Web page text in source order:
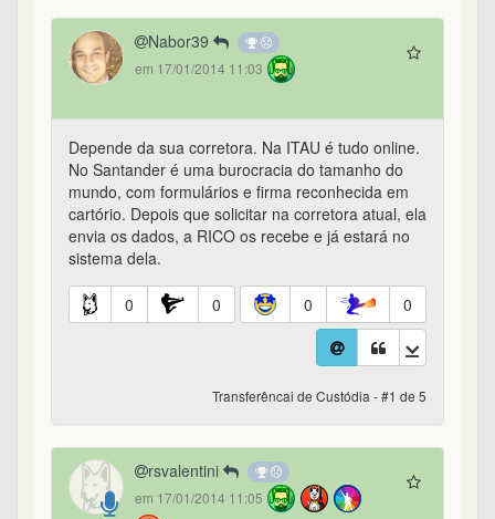
Nabor39
em 17/01/2014 11:03
Depende da sua corretora. Na ITAU é tudo online.
No Santander é uma burocracia do tamanho do
mundo, com formulários e firma reconhecida em
cartório. Depois que solicitar na corretora atual, ela
envia os dados, a RICO os recebe e já estará no
sistema dela.
0 0 0 0
Transferêncai de Custódia - #1 de 5
rsvalentini
em 17/01/2014 11:05